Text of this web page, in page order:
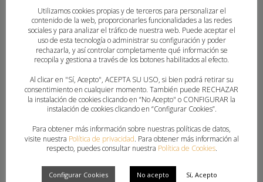
Mientras, por parte de la FBMCV; han estado
presentes: Pedro Fuertes, presidente de la
Federación, junto a Miguel Ángel Valero, gerente;
Juan Ángel Perdigón, director técnico; Miguel
Soria, proyectos; y Andrea Valero, marketing.
Utilizamos cookies propias y de terceros para personalizar el
contenido de la web, proporcionarles funcionalidades a las redes
sociales y para analizar el tráfico de nuestra web. Puede aceptar el
uso de esta tecnología o administrar su configuración y poder
rechazarla, y así controlar completamente qué información se
recopila y gestiona a través de los botones habilitados al efecto.
Al clicar en "Sí, Acepto", ACEPTA SU USO, si bien podrá retirar su
consentimiento en cualquier momento. También puede RECHAZAR
la instalación de cookies clicando en “No Acepto" o CONFIGURAR la
instalación de cookies clicando en “Configurar Cookies”.
Para obtener más información sobre nuestras políticas de datos,
visite nuestra Política de privacidad. Para obtener más información al
respecto, puedes consultar nuestra Política de Cookies.
Configurar Cookies No acepto Sí, Acepto